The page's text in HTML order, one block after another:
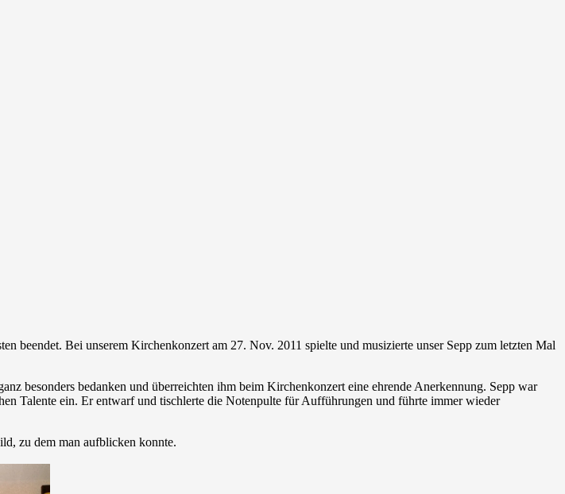
beendet. Bei unserem Kirchenkonzert am 27. Nov. 2011 spielte und musizierte unser Sepp zum letzten Mal
besonders bedanken und überreichten ihm beim Kirchenkonzert eine ehrende Anerkennung. Sepp war
Talente ein. Er entwarf und tischlerte die Notenpulte für Aufführungen und führte immer wieder
zu dem man aufblicken konnte.